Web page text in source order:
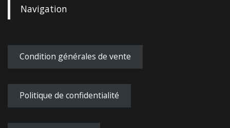
Navigation
Condition générales de vente
Politique de confidentialité